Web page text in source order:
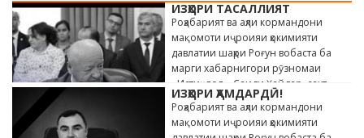
ИЗҲОРИ ТАСАЛЛИЯТ
Роҳабарият ва аҳли кормандони
мақомоти иҷроияи ҳокимияти
давлатии шаҳри Роғун вобаста ба
марги хабарнигори рӯзномаи
«Истиқлол» Саиди Ҳайдар, сахт
андӯҳгин …
ИЗҲОРИ ҲАМДАРДӢ!
Роҳабарият ва аҳли кормандони
мақомоти иҷроияи ҳокимияти